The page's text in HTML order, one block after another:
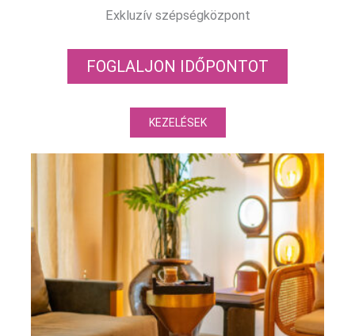
Exkluzív szépségközpont
FOGLALJON IDŐPONTOT
KEZELÉSEK